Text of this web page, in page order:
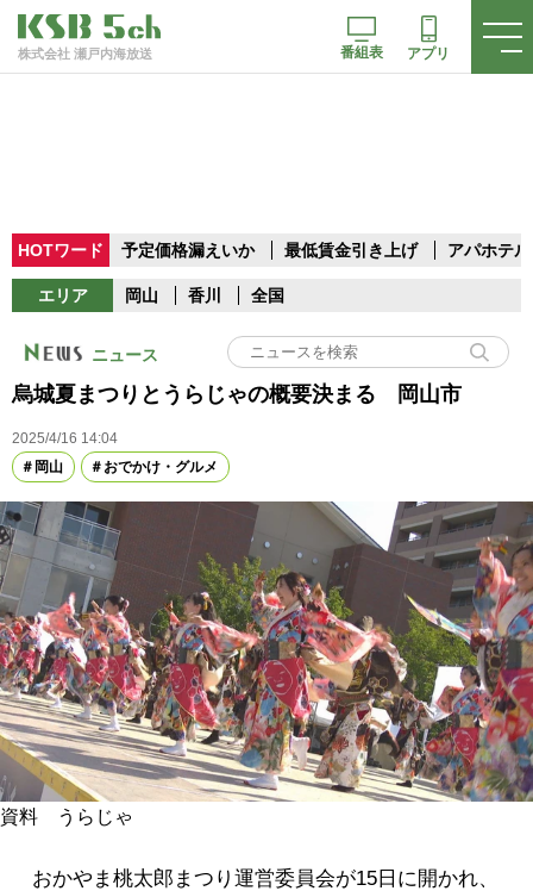
株式会社 瀬戸内海放送 番組表 アプリ
HOTワード 予定価格漏えいか 最低賃金引き上げ アパホテル
エリア 岡山 香川 全国
ニュース
烏城夏まつりとうらじゃの概要決まる 岡山市
2025/4/16 14:04
岡山
おでかけ・グルメ
資料 うらじゃ
おかやま桃太郎まつり運営委員会が15日に開かれ、